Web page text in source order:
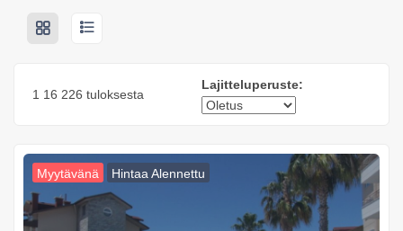
1 16 226 tuloksesta
Lajitteluperuste:
Myytävänä Hintaa Alennettu